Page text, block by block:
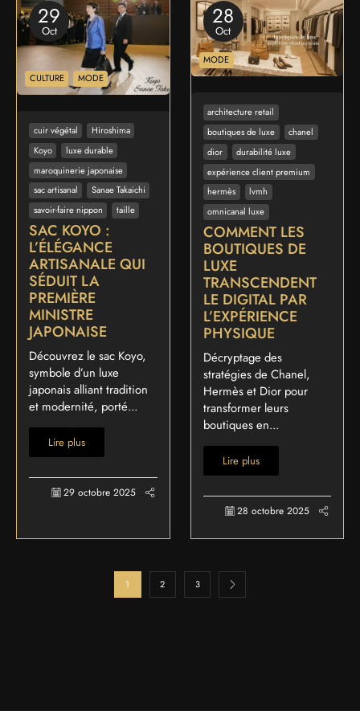
29
Oct
CULTURE MODE
cuir végétal
Hiroshima
Koyo
luxe durable
maroquinerie japonaise
sac artisanal
Sanae Takaichi
savoir-faire nippon
taille
SAC KOYO :
L’ÉLÉGANCE
ARTISANALE QUI
SÉDUIT LA
PREMIÈRE
MINISTRE
JAPONAISE
Découvrez le sac Koyo,
symbole d’un luxe
japonais alliant tradition
et modernité, porté...
Lire plus
29 octobre 2025
28
Oct
MODE
architecture retail
boutiques de luxe
chanel
dior
durabilité luxe
expérience client premium
hermès
lvmh
omnicanal luxe
COMMENT LES
BOUTIQUES DE
LUXE
TRANSCENDENT
LE DIGITAL PAR
L’EXPÉRIENCE
PHYSIQUE
Décryptage des
stratégies de Chanel,
Hermès et Dior pour
transformer leurs
boutiques en...
Lire plus
28 octobre 2025
1 2 3